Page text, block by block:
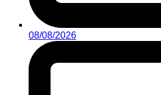
08/08/2026